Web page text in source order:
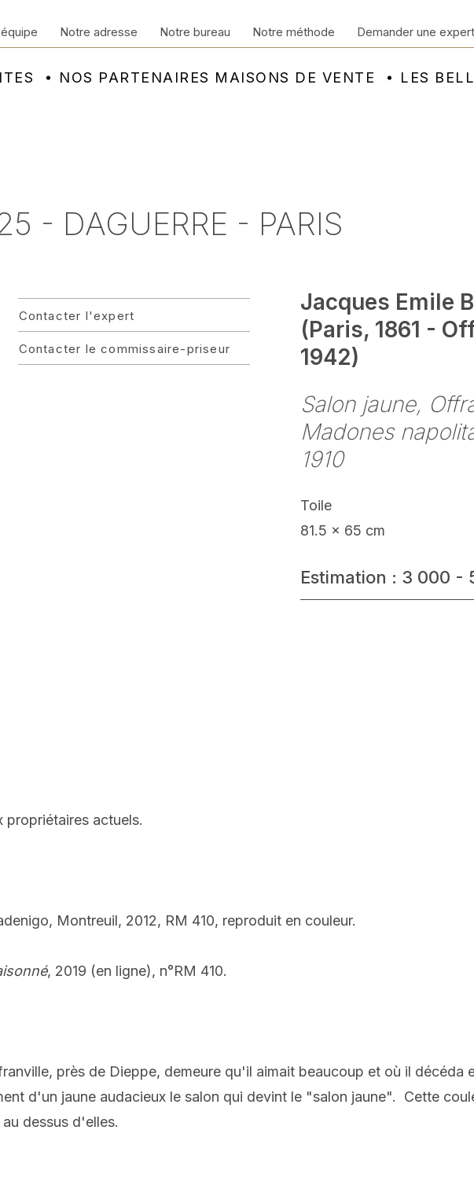
NOS PARTENAIRES MAISONS DE VENTE LES
Notre adresse Notre bureau Notre méthode Demander une
- DAGUERRE - PARIS
Contacter l'expert
Contacter le commissaire-priseur
Jacques Emile
(Paris, 1861 -
1942)
Salon jaune,
Madones
1910
Toile
81.5 x 65 cm
Estimation : 3 000 -
propriétaires actuels.
Montreuil, 2012, RM 410, reproduit en couleur.
, 2019 (en ligne), n°RM 410.
près de Dieppe, demeure qu'il aimait beaucoup et où il décéda
d'un jaune audacieux le salon qui devint le "salon jaune". Cette
dessus d'elles.